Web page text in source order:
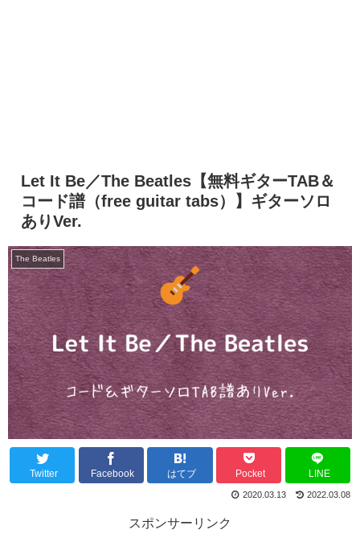
Let It Be／The Beatles【無料ギターTAB＆
コード譜（free guitar tabs）】ギターソロ
ありVer.
The Beatles
Twitter Facebook はてブ Pocket LINE
2022.03.08
2020.03.13
スポンサーリンク